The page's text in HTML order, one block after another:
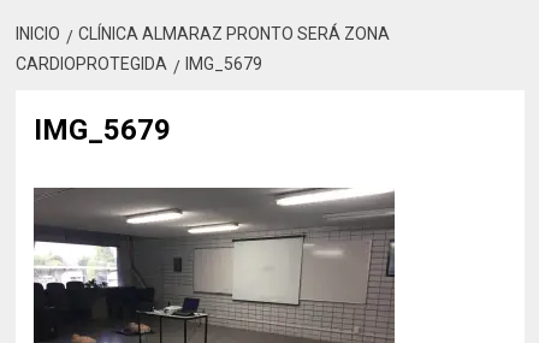
INICIO
CLÍNICA ALMARAZ PRONTO SERÁ ZONA
CARDIOPROTEGIDA
IMG_5679
IMG_5679